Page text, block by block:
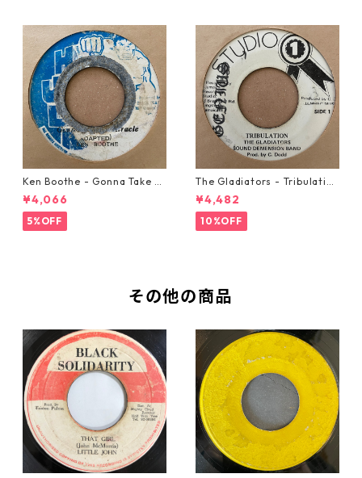
Ken Boothe - Gonna Take A
Miracle【7-21362】
¥4,066
5%OFF
The Gladiators - Tribulation
【7-21365】
¥4,482
10%OFF
その他の商品